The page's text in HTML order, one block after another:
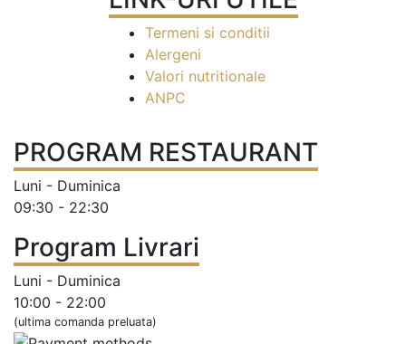
Termeni si conditii
Alergeni
Valori nutritionale
ANPC
PROGRAM RESTAURANT
Luni - Duminica
09:30 - 22:30
Program Livrari
Luni - Duminica
10:00 - 22:00
(ultima comanda preluata)